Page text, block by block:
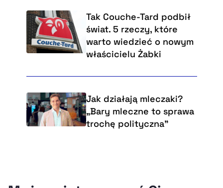
Tak Couche-Tard podbił
świat. 5 rzeczy, które
warto wiedzieć o nowym
właścicielu Żabki
Jak działają mleczaki?
„Bary mleczne to sprawa
trochę polityczna”